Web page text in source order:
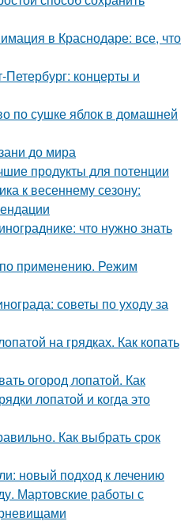
в Краснодаре: все, что
концерты и
по сушке яблок в домашней
до мира
продукты для потенции
к весеннему сезону:
что нужно знать
применению. Режим
советы по уходу за
на грядках. Как копать
огород лопатой. Как
лопатой и когда это
Как выбрать срок
новый подход к лечению
Мартовские работы с